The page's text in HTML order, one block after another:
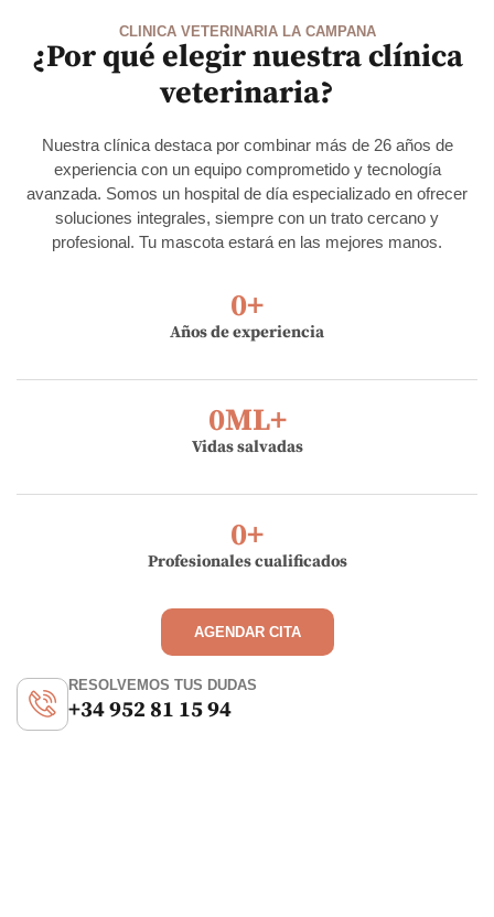
CLINICA VETERINARIA LA CAMPANA
¿Por qué elegir nuestra clínica
veterinaria?
Nuestra clínica destaca por combinar más de 26 años de
experiencia con un equipo comprometido y tecnología
avanzada. Somos un hospital de día especializado en ofrecer
soluciones integrales, siempre con un trato cercano y
profesional. Tu mascota estará en las mejores manos.
0+
Años de experiencia
0ML+
Vidas salvadas
0+
Profesionales cualificados
AGENDAR CITA
RESOLVEMOS TUS DUDAS
+34 952 81 15 94